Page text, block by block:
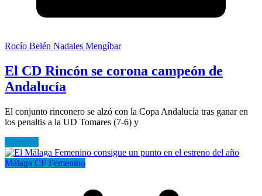
Rocío Belén Nadales Mengíbar
El CD Rincón se corona campeón de
Andalucía
El conjunto rinconero se alzó con la Copa Andalucía tras ganar en
los penaltis a la UD Tomares (7-6) y
Leer más
Málaga CF Femenino